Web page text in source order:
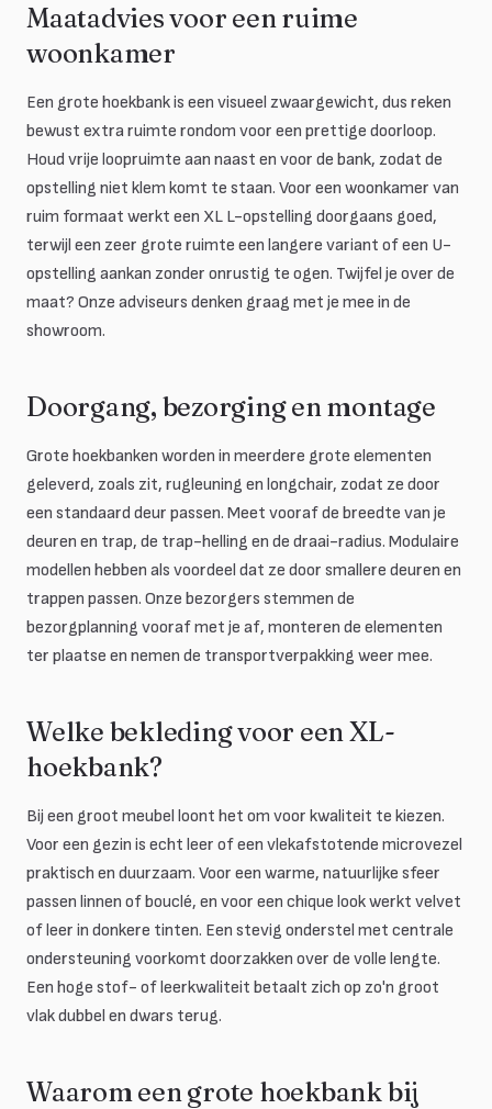
Maatadvies voor een ruime
woonkamer
Een grote hoekbank is een visueel zwaargewicht, dus reken
bewust extra ruimte rondom voor een prettige doorloop.
Houd vrije loopruimte aan naast en voor de bank, zodat de
opstelling niet klem komt te staan. Voor een woonkamer van
ruim formaat werkt een XL L-opstelling doorgaans goed,
terwijl een zeer grote ruimte een langere variant of een U-
opstelling aankan zonder onrustig te ogen. Twijfel je over de
maat? Onze adviseurs denken graag met je mee in de
showroom.
Doorgang, bezorging en montage
Grote hoekbanken worden in meerdere grote elementen
geleverd, zoals zit, rugleuning en longchair, zodat ze door
een standaard deur passen. Meet vooraf de breedte van je
deuren en trap, de trap-helling en de draai-radius. Modulaire
modellen hebben als voordeel dat ze door smallere deuren en
trappen passen. Onze bezorgers stemmen de
bezorgplanning vooraf met je af, monteren de elementen
ter plaatse en nemen de transportverpakking weer mee.
Welke bekleding voor een XL-
hoekbank?
Bij een groot meubel loont het om voor kwaliteit te kiezen.
Voor een gezin is echt leer of een vlekafstotende microvezel
praktisch en duurzaam. Voor een warme, natuurlijke sfeer
passen linnen of bouclé, en voor een chique look werkt velvet
of leer in donkere tinten. Een stevig onderstel met centrale
ondersteuning voorkomt doorzakken over de volle lengte.
Een hoge stof- of leerkwaliteit betaalt zich op zo'n groot
vlak dubbel en dwars terug.
Waarom een grote hoekbank bij